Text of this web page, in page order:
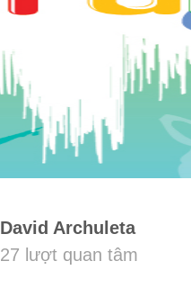
David Archuleta
27 lượt quan tâm